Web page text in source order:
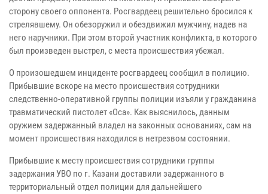
сторону своего оппонента. Росгвардеец решительно бросился к
стрелявшему. Он обезоружил и обездвижил мужчину, надев на
него наручники. При этом второй участник конфликта, в которого
был произведен выстрел, с места происшествия убежал.
О произошедшем инциденте росгвардеец сообщил в полицию.
Прибывшие вскоре на место происшествия сотрудники
следственно-оперативной группы полиции изъяли у гражданина
травматический пистолет «Оса». Как выяснилось, данным
оружием задержанный владел на законных основаниях, сам на
момент происшествия находился в нетрезвом состоянии.
Прибывшие к месту происшествия сотрудники группы
задержания УВО по г. Казани доставили задержанного в
территориальный отдел полиции для дальнейшего